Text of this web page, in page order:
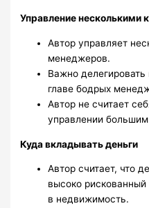
Управление несколькими
Автор управляет
менеджеров.
Важно
главе бодрых
Автор не считает
управлении
Куда вкладывать деньги
Автор считает, что
высоко
в недвижимость.